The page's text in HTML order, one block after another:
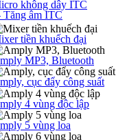
không dây ITC
âm ITC
tiền khuếch đại
MP3, Bluetooth
cục đẩy công suất
4 vùng độc lập
5 vùng loa